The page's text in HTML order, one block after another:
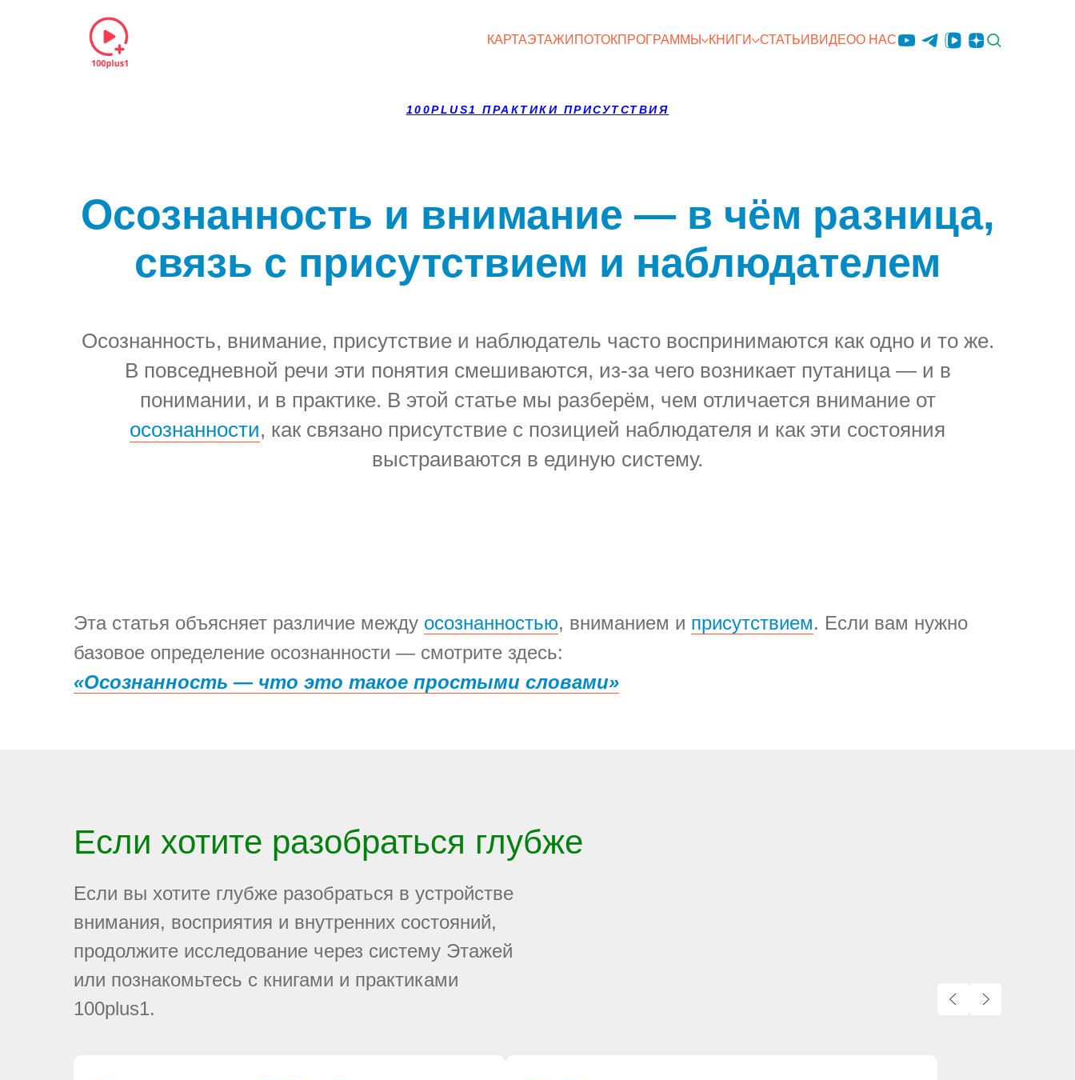
КАРТАЭТАЖИ ПОТОКПРОГРАММЫ КНИГИ СТАТЬИ ВИДЕОО НАС
100PLUS1 ПРАКТИКИ ПРИСУТСТВИЯ
Осознанность и внимание — в чём разница,
связь с присутствием и наблюдателем
Осознанность, внимание, присутствие и наблюдатель часто воспринимаются как одно и то же.
В повседневной речи эти понятия смешиваются, из-за чего возникает путаница — и в
понимании, и в практике. В этой статье мы разберём, чем отличается внимание от
осознанности, как связано присутствие с позицией наблюдателя и как эти состояния
выстраиваются в единую систему.
Эта статья объясняет различие между осознанностью, вниманием и присутствием. Если вам нужно
базовое определение осознанности — смотрите здесь:
«Осознанность — что это такое простыми словами»
Если хотите разобраться глубже
Если вы хотите глубже разобраться в устройстве
внимания, восприятия и внутренних состояний,
продолжите исследование через систему Этажей
или познакомьтесь с книгами и практиками
100plus1.